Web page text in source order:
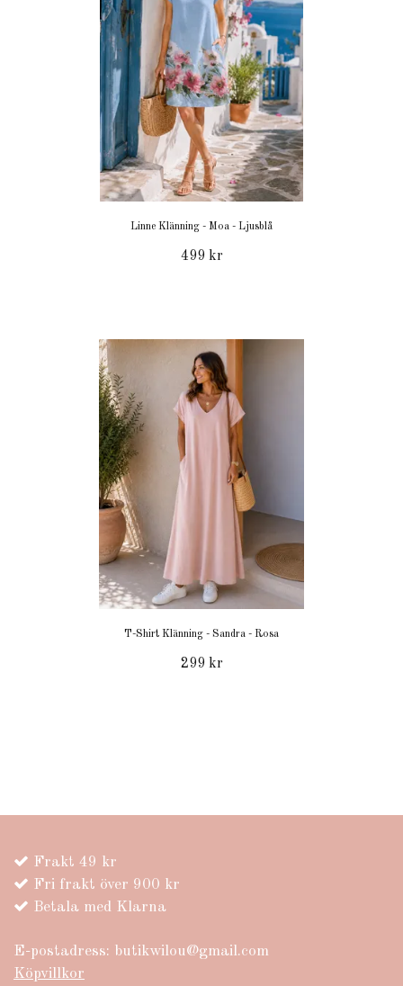
Linne Klänning - Moa - Ljusblå
499 kr
T-Shirt Klänning - Sandra - Rosa
299 kr
Frakt 49 kr
Fri frakt över 900 kr
Betala med Klarna
E-postadress: butikwilou@gmail.com
Köpvillkor